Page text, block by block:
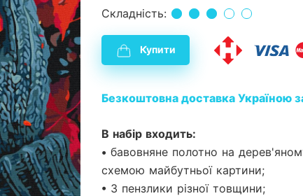
Складність:
Купити
Безкоштовна доставка Україною
В набір входить:
• бавовняне полотно на
схемою майбутньої картини;
• 3 пензлики різної товщини;